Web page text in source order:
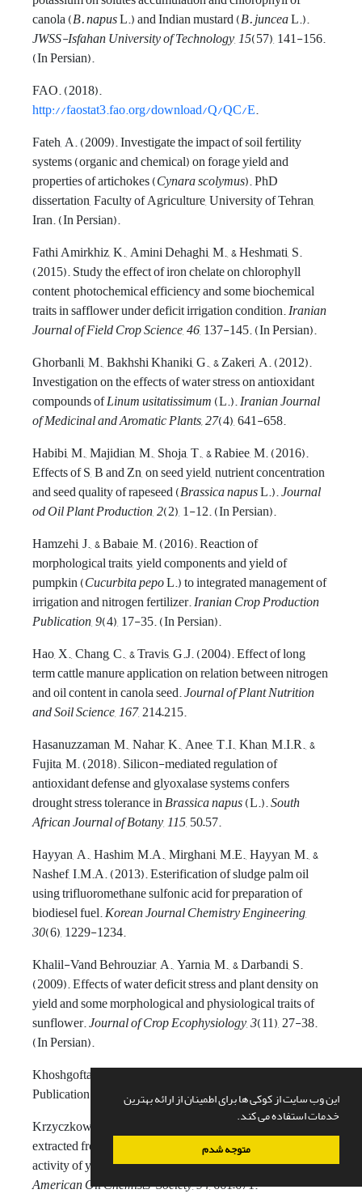
این وب سایت از کوکی ها برای اطمینان از ارائه بهترین
خدمات استفاده می کند.
متوجه شدم
canola (B.napusL.) and Indian mustard (B.junceaL.).
JWSS-Isfahan University of Technology,15(57), 141-156.
(In Persian).
FAO. (2018).
http://faostat3.fao.org/download/Q/QC/E.
Fateh, A. (2009). Investigate the impact of soil fertility
systems (organic and chemical) on forage yield and
properties of artichokes (Cynara scolymus). PhD
dissertation, Faculty of Agriculture, University of Tehran,
Iran. (In Persian).
Fathi Amirkhiz, K., Amini Dehaghi, M., & Heshmati, S.
(2015). Study the effect of iron chelate on chlorophyll
content, photochemical efficiency and some biochemical
traits in safflower under deficit irrigation condition.Iranian
Journal of Field Crop Science,46, 137-145. (In Persian).
Ghorbanli, M., Bakhshi Khaniki, G., & Zakeri, A. (2012).
Investigation on the effects of water stress on antioxidant
compounds ofLinum usitatissimum(L.).Iranian Journal
of Medicinal and Aromatic Plants,27(4), 641-658.
Habibi, M., Majidian, M., Shoja, T., & Rabiee, M. (2016).
Effects of S, B and Zn, on seed yield, nutrient concentration
and seed quality of rapeseed (Brassica napusL.).Journal
od Oil Plant Production,2(2), 1-12. (In Persian).
Hamzehi, J., & Babaie, M. (2016). Reaction of
morphological traits, yield components and yield of
pumpkin (Cucurbita pepoL.) to integrated management of
irrigation and nitrogen fertilizer.Iranian Crop Production
Publication,9(4), 17-35. (In Persian).
Hao, X., Chang, C., & Travis, G.J. (2004). Effect of long
term cattle manure application on relation between nitrogen
and oil content in canola seed.Journal of Plant Nutrition
and Soil Science,167, 214–215.
Hasanuzzaman, M., Nahar, K., Anee, T.I., Khan, M.I.R., &
Fujita, M. (2018). Silicon-mediated regulation of
antioxidant defense and glyoxalase systems confers
drought stress tolerance inBrassica napus(L.).South
African Journal of Botany,115, 50–57.
Hayyan, A., Hashim, M.A., Mirghani, M.E., Hayyan, M., &
Nashef, I.M.A. (2013). Esterification of sludge palm oil
using trifluoromethane sulfonic acid for preparation of
biodiesel fuel.Korean Journal Chemistry Engineering,
30(6), 1229-1234.
Khalil-Vand Behrouziar, A., Yarnia, M., & Darbandi, S.
(2009). Effects of water deficit stress and plant density on
yield and some morphological and physiological traits of
sunflower.Journal of Crop Ecophysiology,3(11), 27-38.
(In Persian).
Khoshgoftarmanesh, A.D. (2007).Plant Nutrition.
Publication Center, Isfahan University. (In Persian).
Krzyczkowska, J., & Kozłowska, M. (2017) Effect of oils
extracted from plant seeds on the growth and lipolytic
activity of yarrowia lipolytica yeast.Journal of the
American Oil Chemists' Society,94, 661–671.